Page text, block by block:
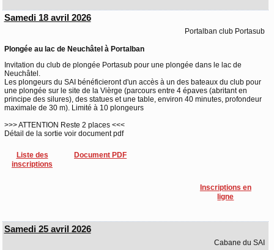
Samedi 18 avril 2026
Portalban club Portasub
Plongée au lac de Neuchâtel à Portalban
Invitation du club de plongée Portasub pour une plongée dans le lac de
Neuchâtel.
Les plongeurs du SAI bénéficieront d'un accès à un des bateaux du club pour
une plongée sur le site de la Vièrge (parcours entre 4 épaves (abritant en
principe des silures), des statues et une table, environ 40 minutes, profondeur
maximale de 30 m). Limité à 10 plongeurs
>>> ATTENTION Reste 2 places <<<
Détail de la sortie voir document pdf
Liste des
inscriptions
Document PDF
Inscriptions en
ligne
Samedi 25 avril 2026
Cabane du SAI